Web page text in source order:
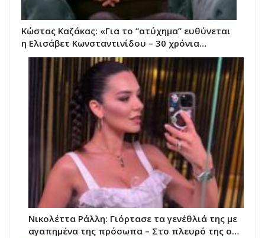
Κώστας Καζάκας: «Για το “ατύχημα” ευθύνεται
η Ελισάβετ Κωνσταντινίδου – 30 χρόνια…
Νικολέττα Ράλλη: Γιόρτασε τα γενέθλιά της με
αγαπημένα της πρόσωπα – Στο πλευρό της ο…